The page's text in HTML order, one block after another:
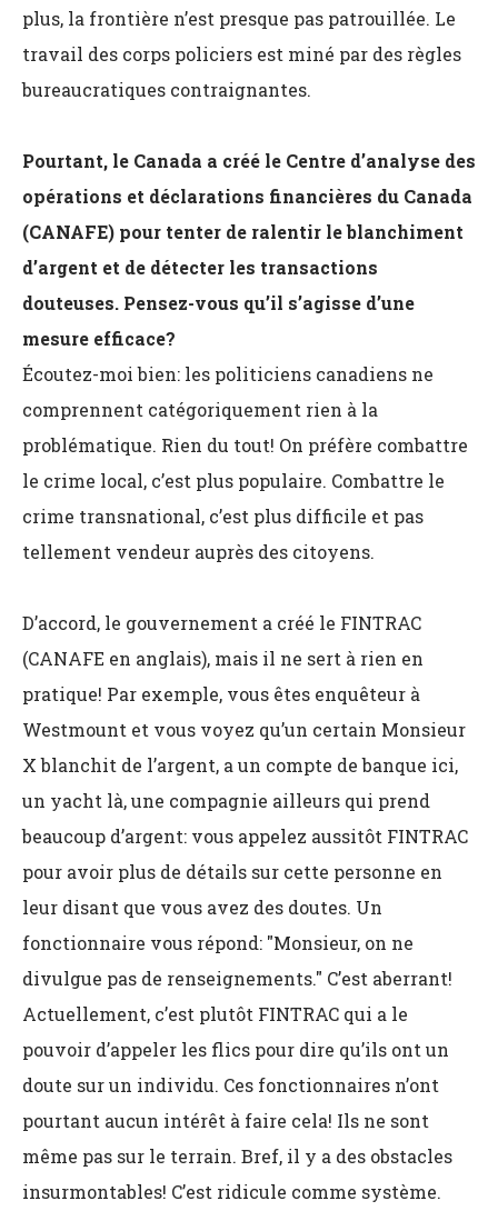
plus, la frontière n’est presque pas patrouillée. Le
travail des corps policiers est miné par des règles
bureaucratiques contraignantes.
Pourtant, le Canada a créé le Centre d’analyse des
opérations et déclarations financières du Canada
(CANAFE) pour tenter de ralentir le blanchiment
d’argent et de détecter les transactions
douteuses. Pensez-vous qu’il s’agisse d’une
mesure efficace?
Écoutez-moi bien: les politiciens canadiens ne
comprennent catégoriquement rien à la
problématique. Rien du tout! On préfère combattre
le crime local, c’est plus populaire. Combattre le
crime transnational, c’est plus difficile et pas
tellement vendeur auprès des citoyens.
D’accord, le gouvernement a créé le FINTRAC
(CANAFE en anglais), mais il ne sert à rien en
pratique! Par exemple, vous êtes enquêteur à
Westmount et vous voyez qu’un certain Monsieur
X blanchit de l’argent, a un compte de banque ici,
un yacht là, une compagnie ailleurs qui prend
beaucoup d’argent: vous appelez aussitôt FINTRAC
pour avoir plus de détails sur cette personne en
leur disant que vous avez des doutes. Un
fonctionnaire vous répond: "Monsieur, on ne
divulgue pas de renseignements." C’est aberrant!
Actuellement, c’est plutôt FINTRAC qui a le
pouvoir d’appeler les flics pour dire qu’ils ont un
doute sur un individu. Ces fonctionnaires n’ont
pourtant aucun intérêt à faire cela! Ils ne sont
même pas sur le terrain. Bref, il y a des obstacles
insurmontables! C’est ridicule comme système.